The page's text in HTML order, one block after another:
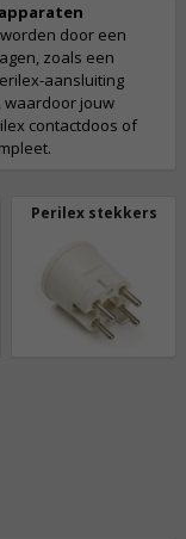
door een
zoals een
aansluiting
waardoor jouw
contactdoos of
Perilex stekkers